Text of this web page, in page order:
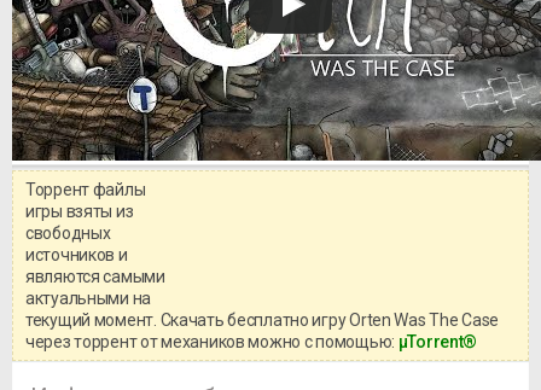
Торрент файлы
игры взяты из
свободных
источников и
являются самыми
актуальными на
текущий момент. Скачать бесплатно игру Orten Was The Case
через торрент от механиков можно с помощью: μTorrent®